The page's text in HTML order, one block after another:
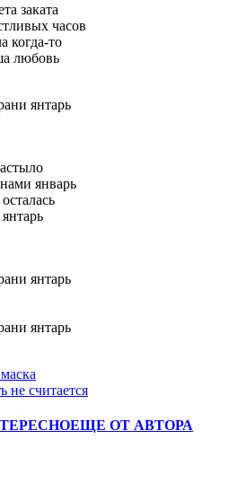
заката
часов
когда-то
любовь
янтарь
январь
янтарь
янтарь
не считается
ЕЩЕ ОТ АВТОРА